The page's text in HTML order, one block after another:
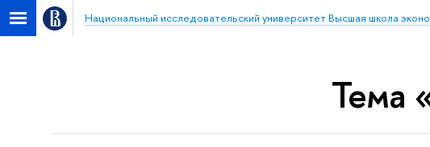
Национальный исследовательский университет Высшая школа
Тема